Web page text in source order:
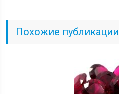
Похожие публикации